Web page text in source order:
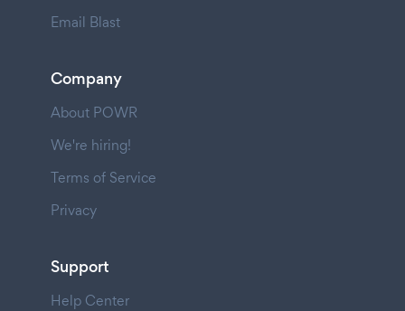
Email Blast
Company
About POWR
We're hiring!
Terms of Service
Privacy
Support
Help Center